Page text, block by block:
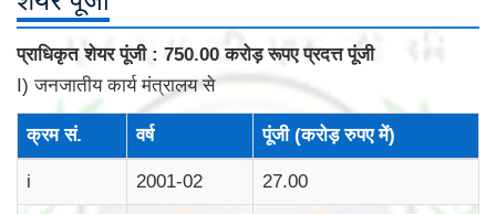
प्राधिकृत शेयर पूंजी : 750.00 करोड़ रूपए प्रदत्त पूंजी
I) जनजातीय कार्य मंत्रालय से
क्रम सं. वर्ष पूंजी (करोड़ रुपए में)
i 2001-02 27.00